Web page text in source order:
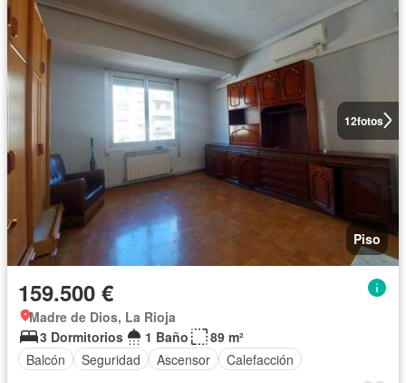
12fotos
Piso
159.500 €
Madre de Dios, La Rioja
3 Dormitorios
1 Baño
89 m²
Balcón
Seguridad Ascensor Calefacción